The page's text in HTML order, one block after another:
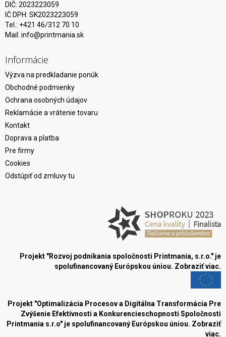
DIČ: 2023223059
IČ DPH: SK2023223059
Tel.: +421 46/312 70 10
Mail: info@printmania.sk
Informácie
Výzva na predkladanie ponúk
Obchodné podmienky
Ochrana osobných údajov
Reklamácie a vrátenie tovaru
Kontakt
Doprava a platba
Pre firmy
Cookies
Odstúpiť od zmluvy tu
Projekt "Rozvoj podnikania spoločnosti Printmania, s.r.o." je
spolufinancovaný Európskou úniou. Zobraziť viac.
Projekt "Optimalizácia Procesov a Digitálna Transformácia Pre
Zvýšenie Efektívnosti a Konkurencieschopnosti Spoločnosti
Printmania s.r.o" je spolufinancovaný Európskou úniou. Zobraziť
viac.